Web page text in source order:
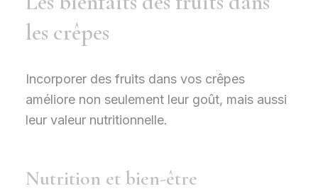
les crêpes
Incorporer des fruits dans vos crêpes
améliore non seulement leur goût, mais aussi
leur valeur nutritionnelle.
Nutrition et bien-être